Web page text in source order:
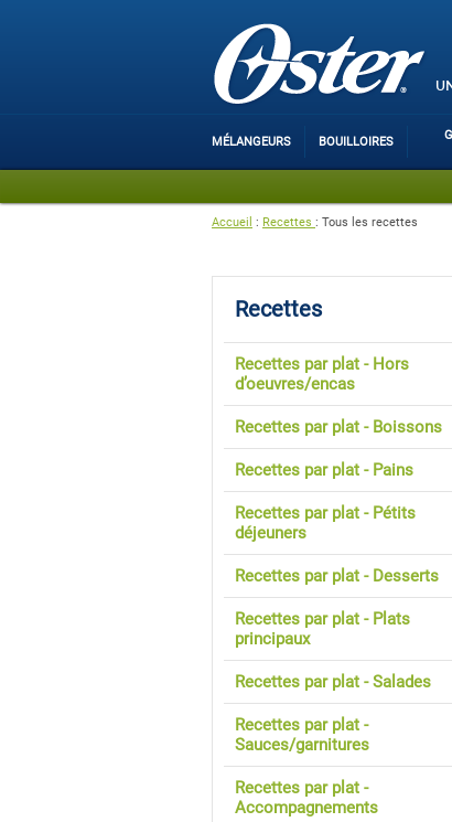
MÉLANGEURS BOUILLOIRES
Accueil : Recettes : Tous les recettes
Recettes
Recettes par plat - Hors
d’oeuvres/encas
Recettes par plat - Boissons
Recettes par plat - Pains
Recettes par plat - Pétits
déjeuners
Recettes par plat - Desserts
Recettes par plat - Plats
principaux
Recettes par plat - Salades
Recettes par plat -
Sauces/garnitures
Recettes par plat -
Accompagnements